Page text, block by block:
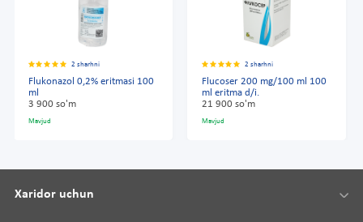
2 sharhni
Flukonazol 0,2% eritmasi 100
ml
3 900 so'm
Mavjud
2 sharhni
Flucoser 200 mg/100 ml 100
ml eritma d/i.
21 900 so'm
Mavjud
Xaridor uchun